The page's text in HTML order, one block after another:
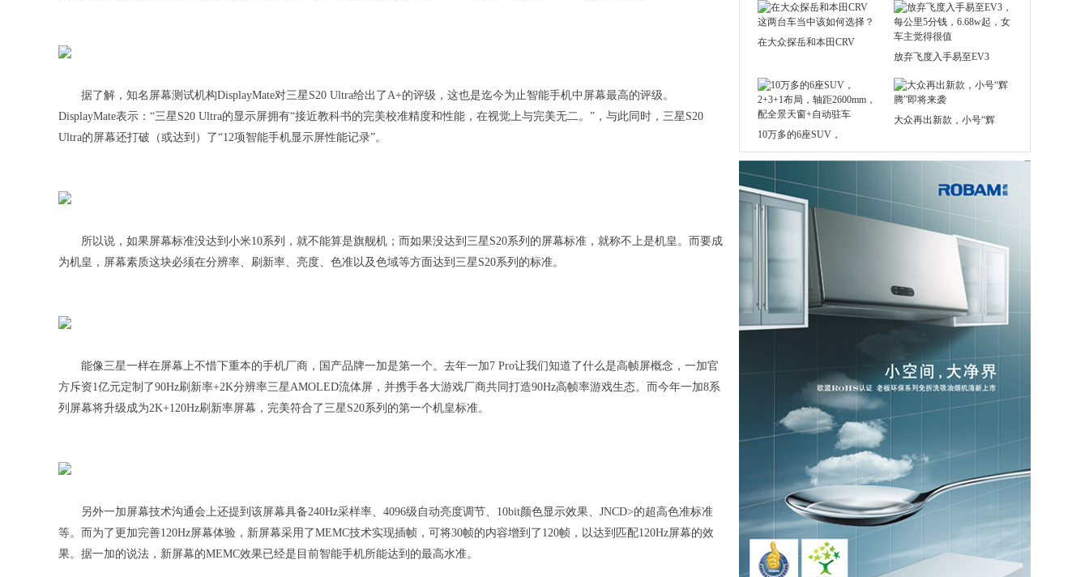
据了解，知名屏幕测试机构DisplayMate对三星S20 Ultra给出了A+的评级，这也是迄今为止智能手机中屏幕最高的评级。
DisplayMate表示：“三星S20 Ultra的显示屏拥有“接近教科书的完美校准精度和性能，在视觉上与完美无二。”，与此同时，三星S20
Ultra的屏幕还打破（或达到）了“12项智能手机显示屏性能记录”。
所以说，如果屏幕标准没达到小米10系列，就不能算是旗舰机；而如果没达到三星S20系列的屏幕标准，就称不上是机皇。而要成
为机皇，屏幕素质这块必须在分辨率、刷新率、亮度、色准以及色域等方面达到三星S20系列的标准。
能像三星一样在屏幕上不惜下重本的手机厂商，国产品牌一加是第一个。去年一加7 Pro让我们知道了什么是高帧屏概念，一加官
方斥资1亿元定制了90Hz刷新率+2K分辨率三星AMOLED流体屏，并携手各大游戏厂商共同打造90Hz高帧率游戏生态。而今年一加8系
列屏幕将升级成为2K+120Hz刷新率屏幕，完美符合了三星S20系列的第一个机皇标准。
另外一加屏幕技术沟通会上还提到该屏幕具备240Hz采样率、4096级自动亮度调节、10bit颜色显示效果、JNCD>的超高色准标准
等。而为了更加完善120Hz屏幕体验，新屏幕采用了MEMC技术实现插帧，可将30帧的内容增到了120帧，以达到匹配120Hz屏幕的效
果。据一加的说法，新屏幕的MEMC效果已经是目前智能手机所能达到的最高水准。
在大众探岳和本田CRV
放弃飞度入手易至EV3
10万多的6座SUV，
大众再出新款，小号“辉